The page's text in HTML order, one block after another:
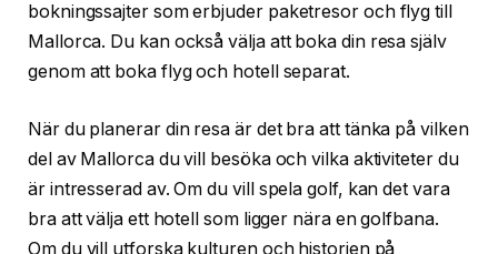
bokningssajter som erbjuder paketresor och flyg till
Mallorca. Du kan också välja att boka din resa själv
genom att boka flyg och hotell separat.
När du planerar din resa är det bra att tänka på vilken
del av Mallorca du vill besöka och vilka aktiviteter du
är intresserad av. Om du vill spela golf, kan det vara
bra att välja ett hotell som ligger nära en golfbana.
Om du vill utforska kulturen och historien på